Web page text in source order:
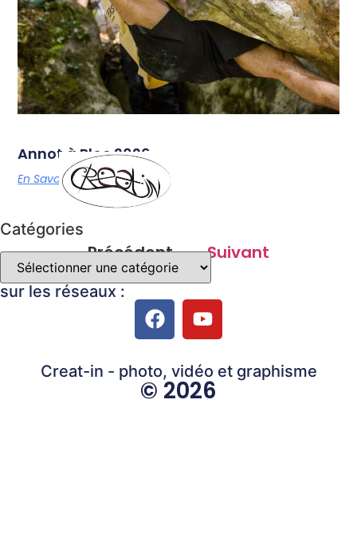
Annot à Bloc 2026
En Savoir Plus
Précédent Suivant
Catégories
sur les réseaux :
Creat-in - photo, vidéo et graphisme
© 2026